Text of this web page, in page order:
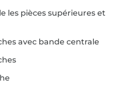
les pièces supérieures et
avec bande centrale